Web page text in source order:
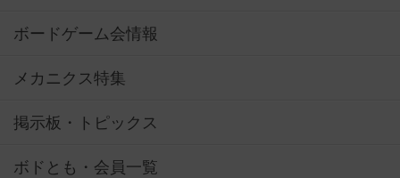
ボードゲーム会情報
メカニクス特集
掲示板・トピックス
ボドとも・会員一覧